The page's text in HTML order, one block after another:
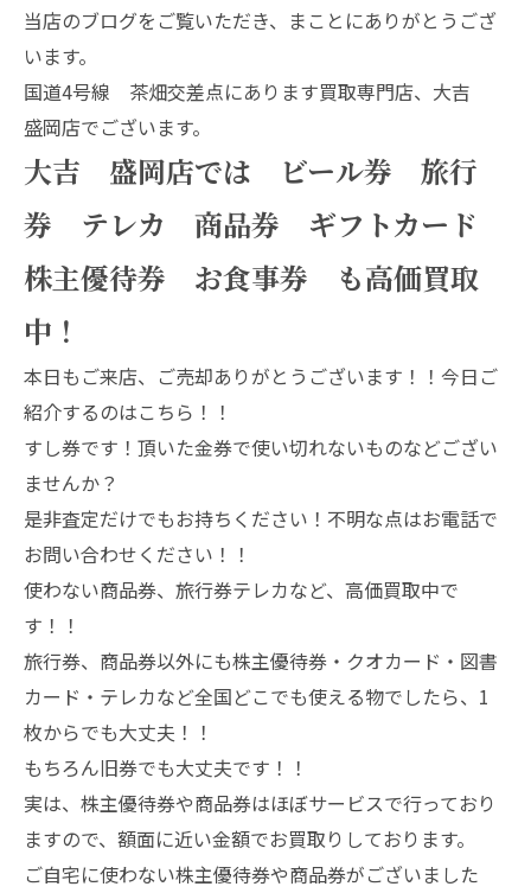
当店のブログをご覧いただき、まことにありがとうござ
います。
国道4号線 茶畑交差点にあります買取専門店、大吉
盛岡店でございます。
大吉 盛岡店では ビール券 旅行
券 テレカ 商品券 ギフトカード
株主優待券 お食事券 も高価買取
中！
本日もご来店、ご売却ありがとうございます！！今日ご
紹介するのはこちら！！
すし券です！頂いた金券で使い切れないものなどござい
ませんか？
是非査定だけでもお持ちください！不明な点はお電話で
お問い合わせください！！
使わない商品券、旅行券テレカなど、高価買取中で
す！！
旅行券、商品券以外にも株主優待券・クオカード・図書
カード・テレカなど全国どこでも使える物でしたら、1
枚からでも大丈夫！！
もちろん旧券でも大丈夫です！！
実は、株主優待券や商品券はほぼサービスで行っており
ますので、額面に近い金額でお買取りしております。
ご自宅に使わない株主優待券や商品券がございました